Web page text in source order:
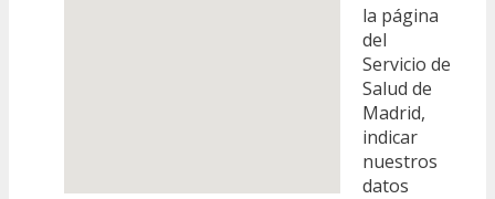
la página
del
Servicio de
Salud de
Madrid,
indicar
nuestros
datos